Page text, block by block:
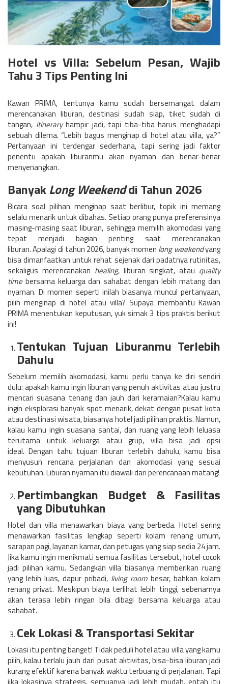
Hotel vs Villa: Sebelum Pesan, Wajib
Tahu 3 Tips Penting Ini
Kawan PRIMA, tentunya kamu sudah bersemangat dalam
merencanakan liburan, destinasi sudah siap, tiket sudah di
tangan, itineraryhampir jadi, tapi tiba-tiba harus menghadapi
sebuah dilema. “Lebih bagus menginap di hotel atau villa, ya?”
Pertanyaan ini terdengar sederhana, tapi sering jadi faktor
penentu apakah liburanmu akan nyaman dan benar-benar
menyenangkan.
BanyakLong Weekenddi Tahun 2026
Bicara soal pilihan menginap saat berlibur, topik ini memang
selalu menarik untuk dibahas. Setiap orang punya preferensinya
masing-masing saat liburan, sehingga memilih akomodasi yang
tepat menjadi bagian penting saat merencanakan
liburan.Apalagi di tahun 2026, banyak momen long weekendyang
bisa dimanfaatkan untuk rehat sejenak dari padatnya rutinitas,
sekaligus merencanakan healing, liburan singkat, atau quality
time bersama keluarga dan sahabat dengan lebih matang dan
nyaman. Di momen seperti inilah biasanya muncul pertanyaan,
pilih menginap di hotel atau villa? Supaya membantu Kawan
PRIMA menentukan keputusan, yuk simak 3 tips praktis berikut
ini!
Tentukan Tujuan Liburanmu Terlebih
Dahulu
Sebelum memilih akomodasi, kamu perlu tanya ke diri sendiri
dulu: apakah kamu ingin liburan yang penuh aktivitas atau justru
mencari suasana tenang dan jauh dari keramaian?Kalau kamu
ingin eksplorasi banyak spot menarik, dekat dengan pusat kota
atau destinasi wisata, biasanya hotel jadi pilihan praktis. Namun,
kalau kamu ingin suasana santai, dan ruang yang lebih leluasa
terutama untuk keluarga atau grup, villa bisa jadi opsi
ideal. Dengan tahu tujuan liburan terlebih dahulu, kamu bisa
menyusun rencana perjalanan dan akomodasi yang sesuai
kebutuhan. Liburan nyaman itu diawali dari perencanaan matang!
Pertimbangkan Budget & Fasilitas
yang Dibutuhkan
Hotel dan villa menawarkan biaya yang berbeda. Hotel sering
menawarkan fasilitas lengkap seperti kolam renang umum,
sarapan pagi, layanan kamar, dan petugas yang siap sedia 24 jam.
Jika kamu ingin menikmati semua fasilitas tersebut, hotel cocok
jadi pilihan kamu. Sedangkan villa biasanya memberikan ruang
yang lebih luas, dapur pribadi, living room besar, bahkan kolam
renang privat. Meskipun biaya terlihat lebih tinggi, sebenarnya
akan terasa lebih ringan bila dibagi bersama keluarga atau
sahabat.
Cek Lokasi & Transportasi Sekitar
Lokasi itu penting banget! Tidak peduli hotel atau villa yang kamu
pilih, kalau terlalu jauh dari pusat aktivitas, bisa-bisa liburan jadi
kurang efektif karena banyak waktu terbuang di perjalanan. Tapi